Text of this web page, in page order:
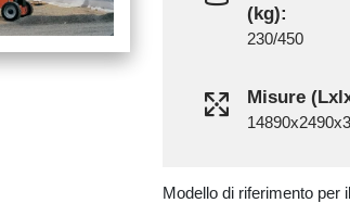
(kg):
230/450
Misure
Modello di riferimento per